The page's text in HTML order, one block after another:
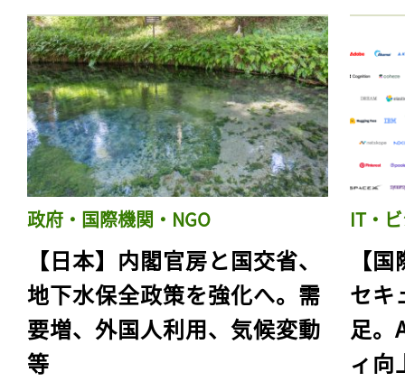
政府・国際機関・NGO
【日本】内閣官房と国交省、
地下水保全政策を強化へ。需
要増、外国人利用、気候変動
等
IT・
【
セキ
足。
ィ向